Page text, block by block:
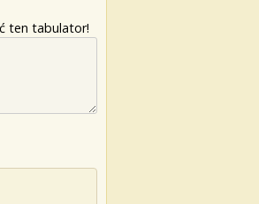
ten tabulator!